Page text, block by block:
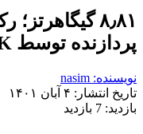
۸٫۸۱
پردازنده توسط Intel 13900K شکسته شد
نویسنده: nasim
تاریخ انتشار: ۴ آبان ۱۴۰۱
بازدید: 7 بازدید